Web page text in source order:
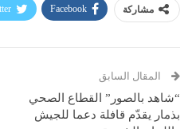
مشاركة Facebook
المقال السابق
“شاهد بالصور” القطاع الصحي
بذمار يقدّم قافلة دعما للجيش